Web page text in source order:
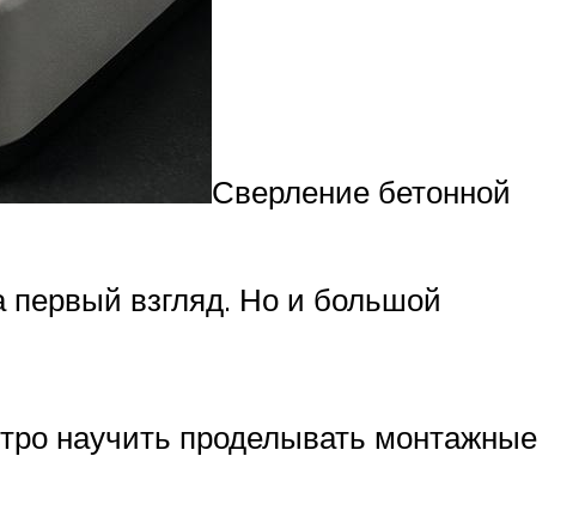
Сверление бетонной
первый взгляд. Но и большой
научить проделывать монтажные